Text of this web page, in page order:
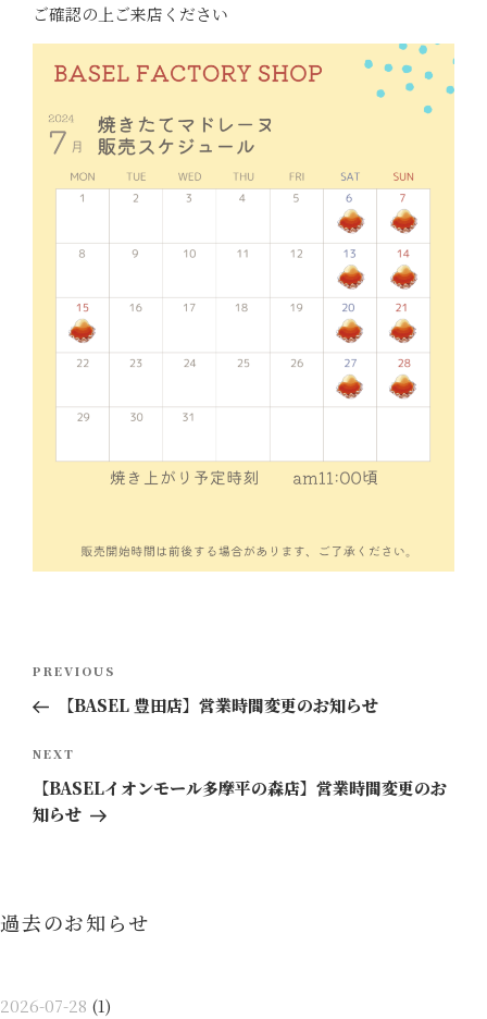
ご確認の上ご来店ください
ナ
ビ
ゲ
ー
Previous
Post
PREVIOUS
【BASEL 豊田店】営業時間変更のお知らせ
Next
Post
NEXT
【BASELイオンモール多摩平の森店】営業時間変更のお
知らせ
過去のお知らせ
2026-07-28 (1)